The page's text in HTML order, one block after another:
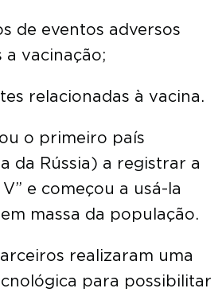
de eventos adversos
a vacinação;
relacionadas à vacina.
o primeiro país
da Rússia) a registrar a
e começou a usá-la
massa da população.
realizaram uma
para possibilitar